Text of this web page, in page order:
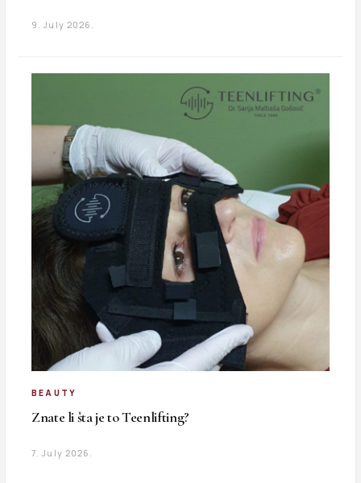
9. July 2026.
BEAUTY
Znate li šta je to Teenlifting?
7. July 2026.